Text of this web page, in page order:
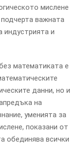
мислене
важната
индустрията и
математиката е
данни, но и
на
уменията за
показани от
обединява всички